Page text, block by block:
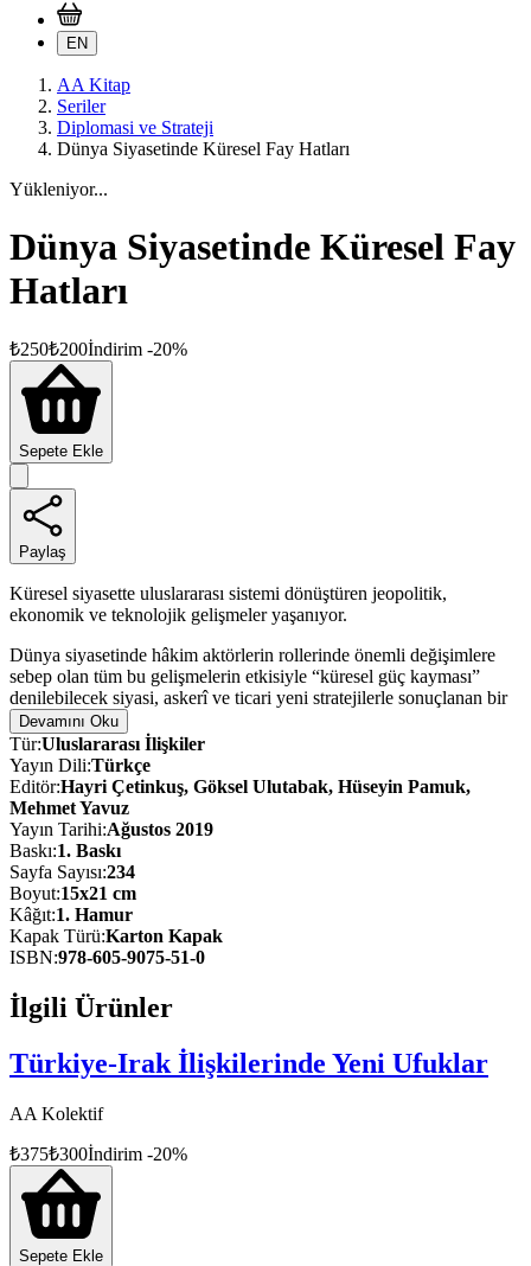
EN
AA Kitap
Seriler
Diplomasi ve Strateji
Dünya Siyasetinde Küresel Fay Hatları
Yükleniyor...
Dünya Siyasetinde Küresel Fay
Hatları
₺250₺200İndirim -20%
Sepete Ekle
Paylaş
Küresel siyasette uluslararası sistemi dönüştüren jeopolitik,
ekonomik ve teknolojik gelişmeler yaşanıyor.
Dünya siyasetinde hâkim aktörlerin rollerinde önemli değişimlere
sebep olan tüm bu gelişmelerin etkisiyle “küresel güç kayması”
denilebilecek siyasi, askerî ve ticari yeni stratejilerle sonuçlanan bir
sürece girildi.
Konuyla ilgili araştırmacılar için kaynak niteliğindeki kitap; yeni güç
dengeleriyle oluşan uluslararası rekabet ve mücadele alanlarındaki
dönüşümle birlikte geçmişten bugüne süregelen devletler arası
jeopolitik ve ekonomik kırılma noktalarını da gözler önüne seriyor.
Devamını Oku
Tür:Uluslararası İlişkiler
Yayın Dili:Türkçe
Editör:Hayri Çetinkuş, Göksel Ulutabak, Hüseyin Pamuk,
Mehmet Yavuz
Yayın Tarihi:Ağustos 2019
Baskı:1. Baskı
Sayfa Sayısı:234
Boyut:15x21 cm
Kâğıt:1. Hamur
Kapak Türü:Karton Kapak
ISBN:978-605-9075-51-0
İlgili Ürünler
Türkiye-Irak İlişkilerinde Yeni Ufuklar
AA Kolektif
₺375₺300İndirim -20%
Sepete Ekle